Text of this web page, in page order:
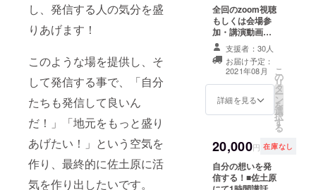
し、発信する人の気分を盛
りあげます！
このような場を提供し、そ
して発信する事で、「自分
たちも発信して良いん
だ！」「地元をもっと盛り
あげたい！」という空気を
作り、最終的に佐土原に活
気を作り出したいです。
全回のzoom視聴
もしくは会場参
加・講演動画の
配信視聴(それぞ
れの講演終了後1
週間)※zoom視聴
情報は、改めて
お知らせ致しま
す。
支援者：30人
お届け予定：
2021年08月
詳細を見る
こ
の
リ
タ
ー
ン
を
選
択
す
る
20,000円 在庫なし
自分の想いを発
信する！■佐土原